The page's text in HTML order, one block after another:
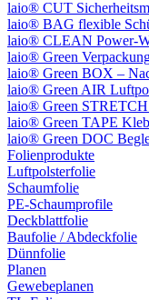
laio® CUT
laio® BAG flexible
laio® CLEAN Power-
laio® Green
laio® Green BOX –
laio® Green AIR
laio® Green
laio® Green TAPE
laio® Green DOC
Folienprodukte
Luftpolsterfolie
Schaumfolie
PE-Schaumprofile
Deckblattfolie
Baufolie / Abdeckfolie
Dünnfolie
Planen
Gewebeplanen